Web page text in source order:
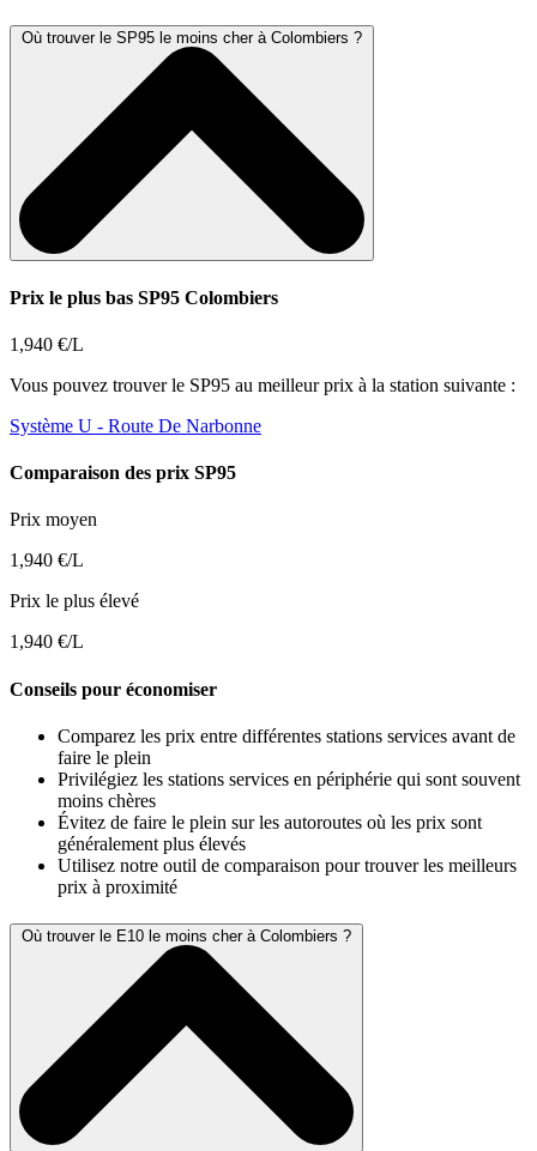
Où trouver le SP95 le moins cher à Colombiers ?
Prix le plus bas SP95 Colombiers
1,940 €/L
Vous pouvez trouver le SP95 au meilleur prix à la station suivante :
Système U - Route De Narbonne
Comparaison des prix SP95
Prix moyen
1,940 €/L
Prix le plus élevé
1,940 €/L
Conseils pour économiser
Comparez les prix entre différentes stations services avant de
faire le plein
Privilégiez les stations services en périphérie qui sont souvent
moins chères
Évitez de faire le plein sur les autoroutes où les prix sont
généralement plus élevés
Utilisez notre outil de comparaison pour trouver les meilleurs
prix à proximité
Où trouver le E10 le moins cher à Colombiers ?